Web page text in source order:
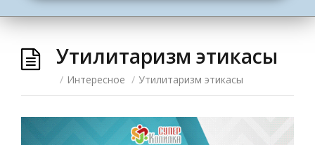
Утилитаризм этикасы
/ Интересное / Утилитаризм этикасы